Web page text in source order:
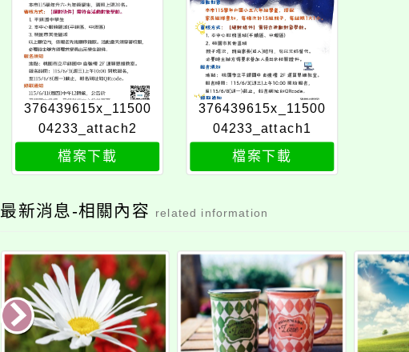
376439615x_11500
04233_attach2
檔案下載
376439615x_11500
04233_attach1
檔案下載
最新消息-相關內容 related information